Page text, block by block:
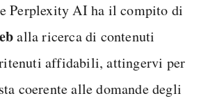
Perplexity AI ha il compito di
alla ricerca di contenuti
affidabili, attingervi per
coerente alle domande degli